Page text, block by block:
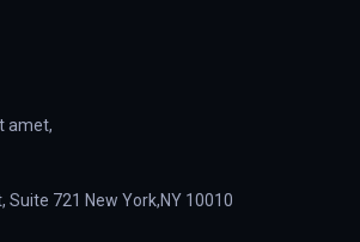
amet,
Suite 721 New York,NY 10010